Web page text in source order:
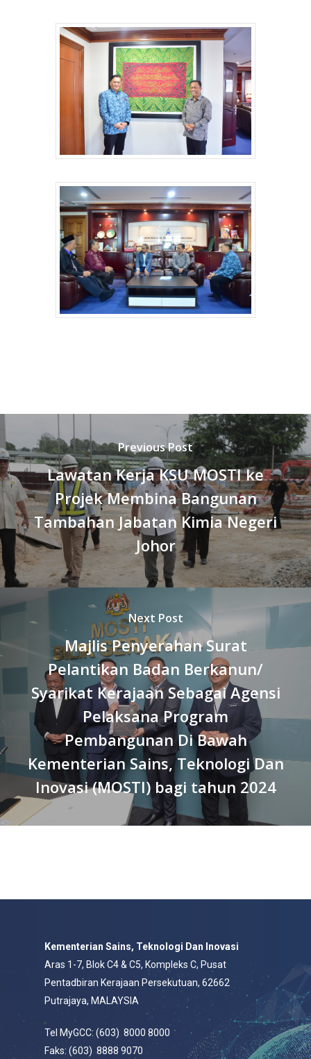
Previous Post
Lawatan Kerja KSU MOSTI ke
Projek Membina Bangunan
Tambahan Jabatan Kimia Negeri
Johor
Next Post
Majlis Penyerahan Surat
Pelantikan Badan Berkanun/
Syarikat Kerajaan Sebagai Agensi
Pelaksana Program
Pembangunan Di Bawah
Kementerian Sains, Teknologi Dan
Inovasi (MOSTI) bagi tahun 2024
Kementerian Sains, Teknologi Dan Inovasi
Aras 1-7, Blok C4 & C5, Kompleks C, Pusat
Pentadbiran Kerajaan Persekutuan, 62662
Putrajaya, MALAYSIA
Tel MyGCC: (603) 8000 8000
Faks: (603) 8888 9070